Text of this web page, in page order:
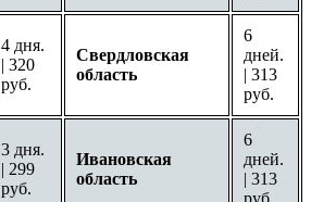
4 дня.
| 320
руб.
Свердловская
область
6
дней.
| 313
руб.
3 дня.
| 299
руб.
Ивановская
область
6
дней.
| 313
руб.